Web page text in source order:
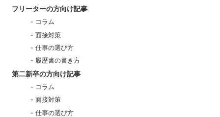
フリーターの方向け記事
コラム
面接対策
仕事の選び方
履歴書の書き方
第二新卒の方向け記事
コラム
面接対策
仕事の選び方